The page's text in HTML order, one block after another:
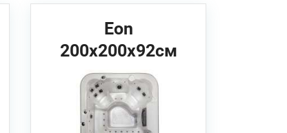
Eon
200х200х92см
Vortex Spas Спа
бассейн
комплектация